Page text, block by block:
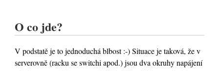
O co jde?
V podstatě je to jednoduchá blbost :-) Situace je taková, že v
serverovně (racku se switchi apod.) jsou dva okruhy napájení